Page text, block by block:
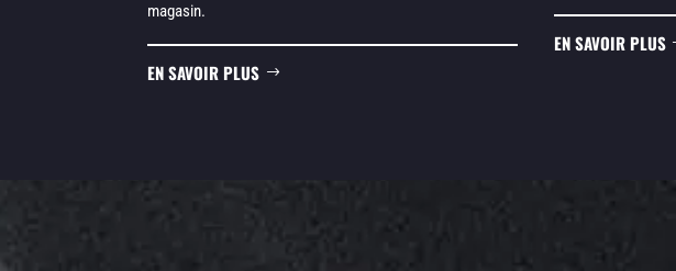
magasin.
EN SAVOIR PLUS
EN SAVOIR PLUS